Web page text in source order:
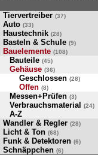
Tiervertreiber (37)
Auto (33)
Haustechnik (28)
Basteln & Schule (9)
Bauelemente (108)
Bauteile (45)
Gehäuse (36)
Geschlossen (28)
Offen (8)
Messen+Prüfen (3)
Verbrauchsmaterial (24)
A-Z
Wandler & Regler (28)
Licht & Ton (68)
Funk & Detektoren (6)
Schnäppchen (6)